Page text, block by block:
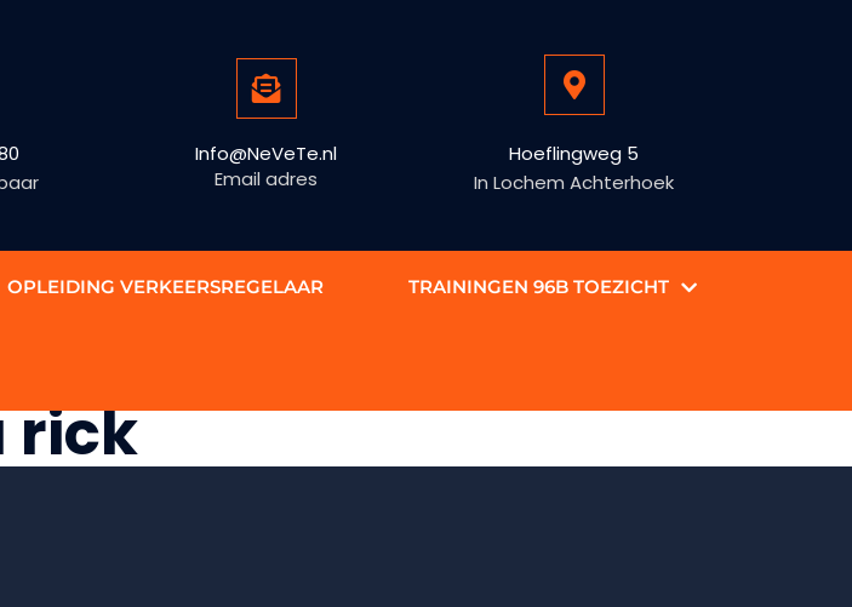
Info@NeVeTe.nl
Email adres
Hoeflingweg 5
In Lochem Achterhoek
OPLEIDING VERKEERSREGELAAR TRAININGEN 96B TOEZICHT
rick